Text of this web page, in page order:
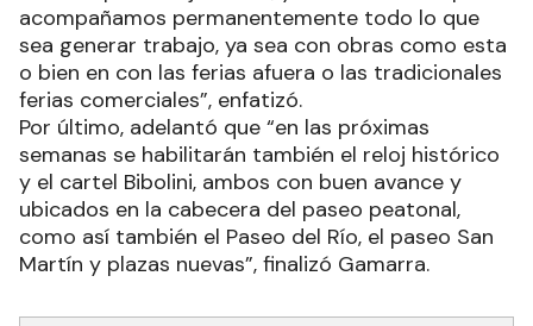
acompañamos permanentemente todo lo que
sea generar trabajo, ya sea con obras como esta
o bien en con las ferias afuera o las tradicionales
ferias comerciales”, enfatizó.
Por último, adelantó que “en las próximas
semanas se habilitarán también el reloj histórico
y el cartel Bibolini, ambos con buen avance y
ubicados en la cabecera del paseo peatonal,
como así también el Paseo del Río, el paseo San
Martín y plazas nuevas”, finalizó Gamarra.